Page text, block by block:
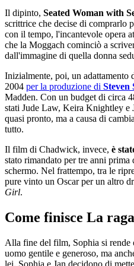
Il dipinto, Seated Woman with
scrittrice che decise di comprarlo
con il tempo, l'incantevole opera
che la Moggach cominciò a
dall'immagine di quella donna
Inizialmente, poi, un adattamento
2004 per la produzione di Steven
Madden. Con un budget di circa
stati Jude Law, Keira Knightley e
quasi pronto, ma a causa di
tutto.
Il film di Chadwick, invece, è
stato rimandato per tre anni prima
schermo. Nel frattempo, tra le
pure vinto un Oscar per un altro
Girl.
Come finisce La
Alla fine del film, Sophia si rende
uomo gentile e generoso, ma